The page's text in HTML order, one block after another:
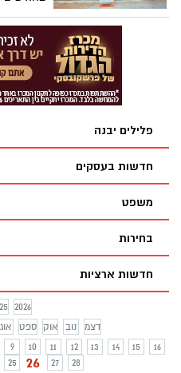
תלייה
עמודים.
בניקיון
פלילים יבנה
חדשות בעסקים
משפט
בחירות
חדשות ארציות
2026
אוג ספט אוק נוב
דצמ
9 10 11 12 13 14 15
16
25 26 27 28